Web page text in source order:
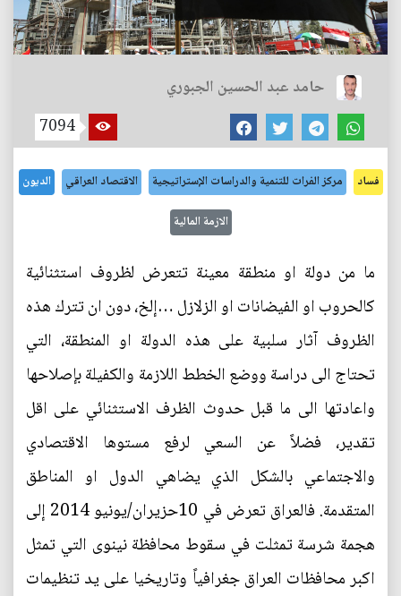
حامد عبد الحسين الجبوري
7094
فساد مركز الفرات للتنمية والدراسات الإستراتيجية الاقتصاد العراقي الديون
الازمة المالية
ما من دولة او منطقة معينة تتعرض لظروف استثنائية
كالحروب او الفيضانات او الزلازل …إلخ، دون ان تترك هذه
الظروف آثار سلبية على هذه الدولة او المنطقة، التي
تحتاج الى دراسة ووضع الخطط اللازمة والكفيلة بإصلاحها
واعادتها الى ما قبل حدوث الظرف الاستثنائي على اقل
تقدير، فضلاً عن السعي لرفع مستوها الاقتصادي
والاجتماعي بالشكل الذي يضاهي الدول او المناطق
المتقدمة. فالعراق تعرض في 10حزيران/يونيو 2014 إلى
هجمة شرسة تمثلت في سقوط محافظة نينوى التي تمثل
اكبر محافظات العراق جغرافياً وتاريخيا على يد تنظيمات